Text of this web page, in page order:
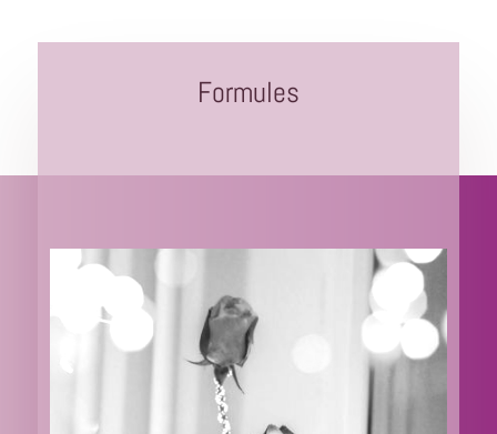
Formules